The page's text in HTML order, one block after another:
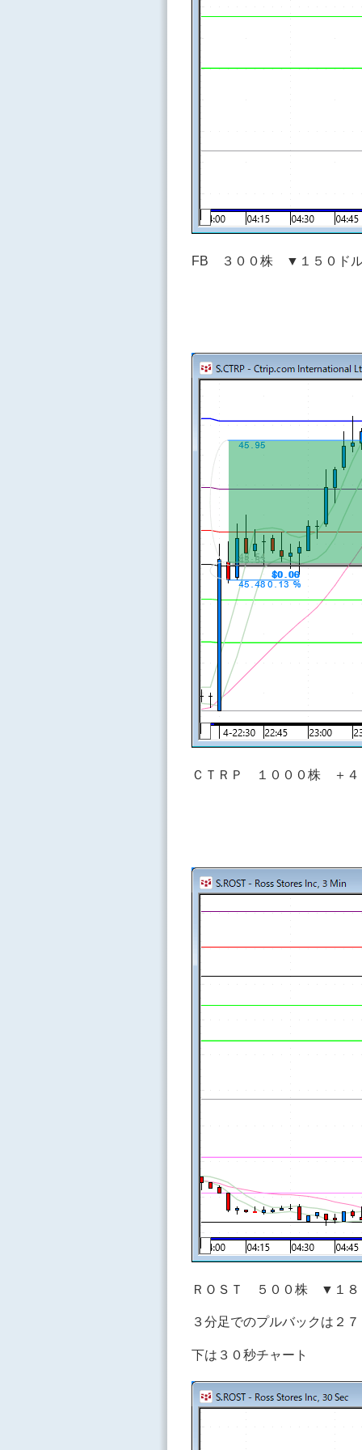
FB ３００株 ▼１５０ド
ＣＴＲＰ １０００株 ＋４
ＲＯＳＴ ５００株 ▼１８
３分足でのプルバックは２
下は３０秒チャート